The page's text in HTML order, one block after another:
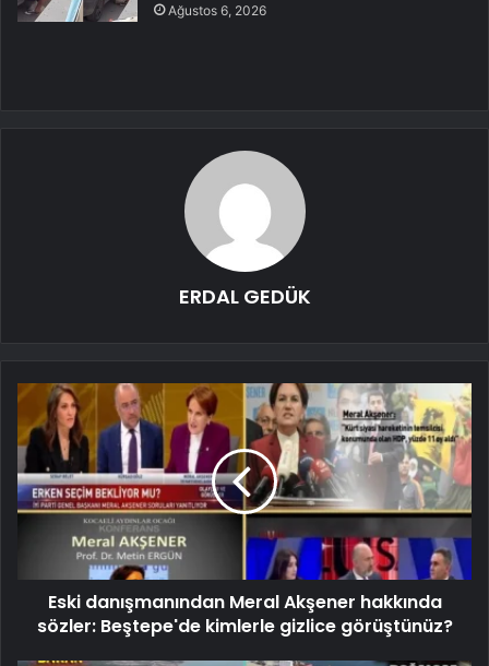
Ağustos 6, 2026
ERDAL GEDÜK
Eski danışmanından Meral Akşener hakkında
sözler: Beştepe'de kimlerle gizlice görüştünüz?